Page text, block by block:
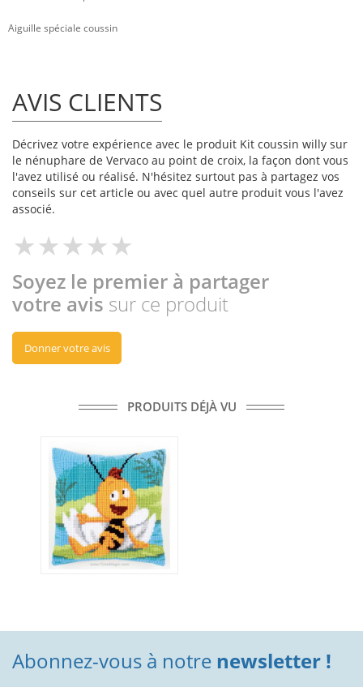
Aiguille spéciale coussin
AVIS CLIENTS
Décrivez votre expérience avec le produit Kit coussin willy sur
le nénuphare de Vervaco au point de croix, la façon dont vous
l'avez utilisé ou réalisé. N'hésitez surtout pas à partagez vos
conseils sur cet article ou avec quel autre produit vous l'avez
associé.
Soyez le premier à partager
votre avis sur ce produit
Donner votre avis
PRODUITS DÉJÀ VU
Abonnez-vous à notre newsletter !